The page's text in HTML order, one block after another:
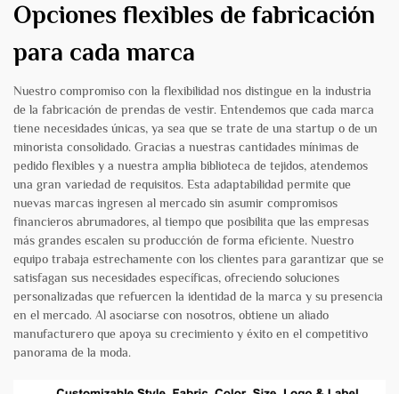
Opciones flexibles de fabricación
para cada marca
Nuestro compromiso con la flexibilidad nos distingue en la industria
de la fabricación de prendas de vestir. Entendemos que cada marca
tiene necesidades únicas, ya sea que se trate de una startup o de un
minorista consolidado. Gracias a nuestras cantidades mínimas de
pedido flexibles y a nuestra amplia biblioteca de tejidos, atendemos
una gran variedad de requisitos. Esta adaptabilidad permite que
nuevas marcas ingresen al mercado sin asumir compromisos
financieros abrumadores, al tiempo que posibilita que las empresas
más grandes escalen su producción de forma eficiente. Nuestro
equipo trabaja estrechamente con los clientes para garantizar que se
satisfagan sus necesidades específicas, ofreciendo soluciones
personalizadas que refuercen la identidad de la marca y su presencia
en el mercado. Al asociarse con nosotros, obtiene un aliado
manufacturero que apoya su crecimiento y éxito en el competitivo
panorama de la moda.